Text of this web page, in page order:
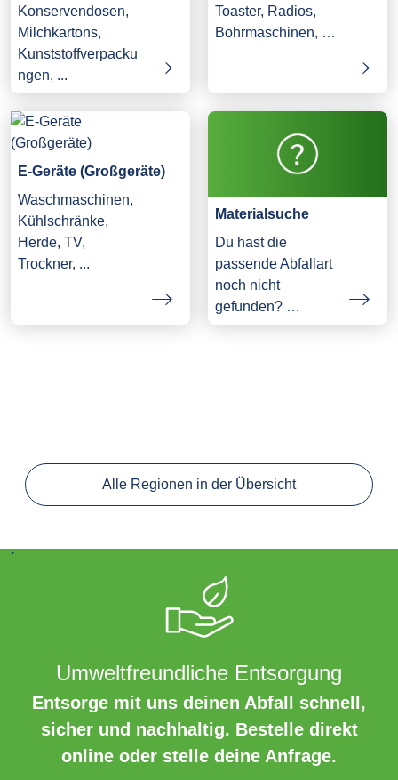
Konservendosen,
Milchkartons,
Kunststoffverpacku
ngen, ...
Toaster, Radios,
Bohrmaschinen, …
E-Geräte (Großgeräte)
Waschmaschinen,
Kühlschränke,
Herde, TV,
Trockner, ...
Materialsuche
Du hast die
passende Abfallart
noch nicht
gefunden? …
Alle Regionen in der Übersicht
´
Umweltfreundliche Entsorgung
Entsorge mit uns deinen Abfall schnell,
sicher und nachhaltig. Bestelle direkt
online oder stelle deine Anfrage.